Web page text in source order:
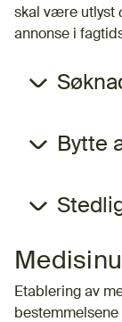
skal være utlyst
annonse i
Bytte
Etablering av